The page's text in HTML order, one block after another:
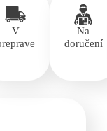
V
Na
doručení